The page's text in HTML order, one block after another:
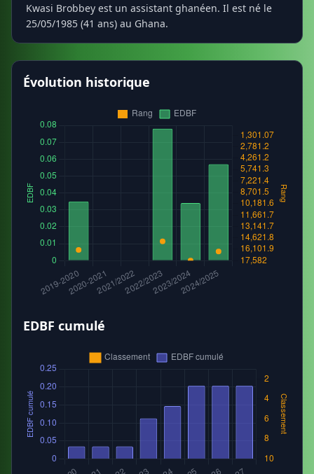
Kwasi Brobbey est un assistant ghanéen. Il est né le
25/05/1985 (41 ans) au Ghana.
Évolution historique
EDBF cumulé